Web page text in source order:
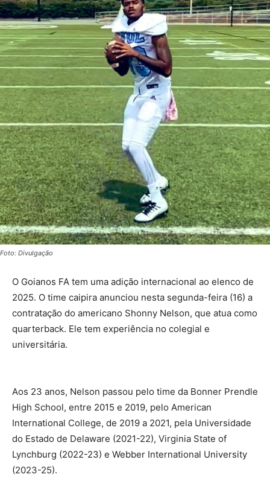
Foto: Divulgação
O Goianos FA tem uma adição internacional ao elenco de
2025. O time caipira anunciou nesta segunda-feira (16) a
contratação do americano Shonny Nelson, que atua como
quarterback. Ele tem experiência no colegial e
universitária.
Aos 23 anos, Nelson passou pelo time da Bonner Prendle
High School, entre 2015 e 2019, pelo American
International College, de 2019 a 2021, pela Universidade
do Estado de Delaware (2021-22), Virginia State of
Lynchburg (2022-23) e Webber International University
(2023-25).